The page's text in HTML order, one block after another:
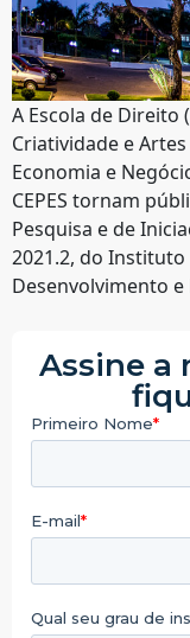
A Escola de Direito
Criatividade e Artes
Economia e
CEPES tornam
Pesquisa e de
2021.2, do
Desenvolvimento
Assine a